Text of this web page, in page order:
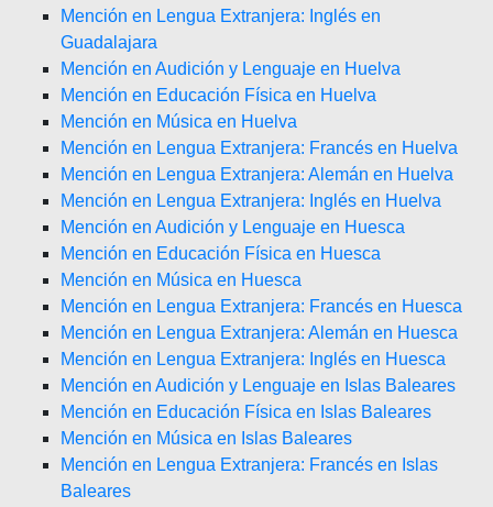
Mención en Lengua Extranjera: Inglés en
Guadalajara
Mención en Audición y Lenguaje en Huelva
Mención en Educación Física en Huelva
Mención en Música en Huelva
Mención en Lengua Extranjera: Francés en Huelva
Mención en Lengua Extranjera: Alemán en Huelva
Mención en Lengua Extranjera: Inglés en Huelva
Mención en Audición y Lenguaje en Huesca
Mención en Educación Física en Huesca
Mención en Música en Huesca
Mención en Lengua Extranjera: Francés en Huesca
Mención en Lengua Extranjera: Alemán en Huesca
Mención en Lengua Extranjera: Inglés en Huesca
Mención en Audición y Lenguaje en Islas Baleares
Mención en Educación Física en Islas Baleares
Mención en Música en Islas Baleares
Mención en Lengua Extranjera: Francés en Islas
Baleares